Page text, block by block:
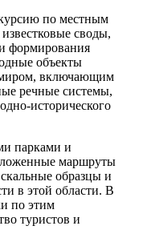
по местным
своды,
формирования
объекты
включающим
речные системы,
исторического
парками и
маршруты
образцы и
в этой области. В
по этим
туристов и